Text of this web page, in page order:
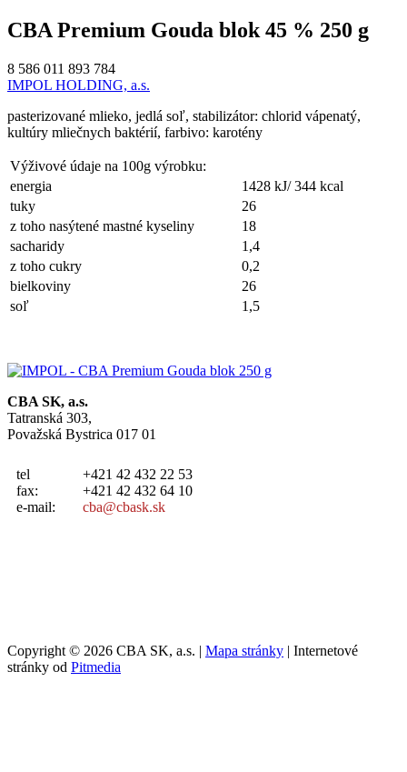
CBA Premium Gouda blok 45 % 250 g
8 586 011 893 784
IMPOL HOLDING, a.s.
pasterizované mlieko, jedlá soľ, stabilizátor: chlorid vápenatý,
kultúry mliečnych baktérií, farbivo: karotény
Výživové údaje na 100g výrobku:
energia
1428 kJ/ 344 kcal
tuky
26
z toho nasýtené mastné kyseliny
18
sacharidy
1,4
z toho cukry
0,2
bielkoviny
26
soľ
1,5
CBA SK, a.s.
Tatranská 303,
Považská Bystrica 017 01
tel
fax:
e-mail:
+421 42 432 22 53
+421 42 432 64 10
cba@cbask.sk
Copyright © 2026 CBA SK, a.s. | Mapa stránky | Internetové
stránky od Pitmedia